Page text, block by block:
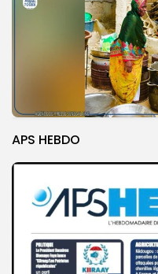
APS HEBDO